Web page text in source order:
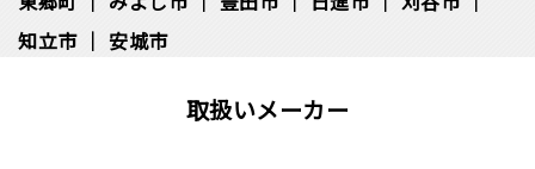
知立市
安城市
取扱いメーカー